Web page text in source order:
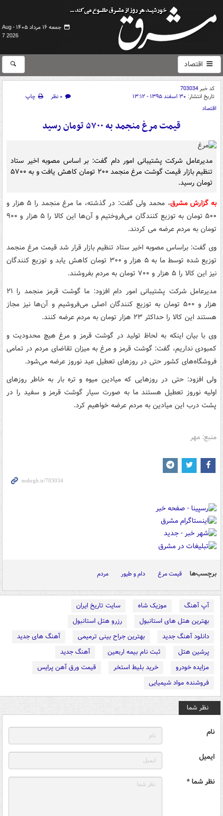
جمعه ۱۶ مرداد ۱۴۰۵ -
Aug
7 2026
اقتصاد
کد خبر703034
تاریخ انتشار: ۳۰ اسفند ۱۳۹۵ - ۱۳:۱۲ ۰ نظر
چاپ
اقتصاد
قیمت مرغ منجمد به ۵۷۰۰ تومان رسید
مدیرعامل شرکت پشتیبانی امور دام گفت: بر اساس مصوبه اخیر ستاد
تنظیم بازار قیمت گوشت مرغ منجمد ۲۰۰ تومان کاهش یافت و به ۵۷۰۰
تومان رسید.
به گزارش مشرق
، محمد ولی گفت: در گذشته، ما مرغ منجمد را ۵ هزار و
۵۰۰ تومان به توزیع کنندگان می‌فروختیم و آن‌ها این کالا را ۵ هزار و ۹۰۰
تومان به مردم عرضه می کردند.
وی گفت: براساس مصوبه اخیر ستاد تنظیم بازار قرار شد قیمت مرغ منجمد
توزیع شده توسط ما به ۵ هزار و ۳۰۰ تومان کاهش یابد و توزیع کنندگان
نیز این کالا را ۵ هزار و ۷۰۰ تومان به مردم بفروشند.
مدیرعامل شرکت پشتیبانی امور دام افزود: ما گوشت قرمز منجمد را ۲۱
هزار و ۵۰۰ تومان به توزیع کنندگان اصلی می‌فروشیم و آن‌ها نیز مجاز
هستند این کالا را حداکثر ۲۳ هزار تومان به مردم عرضه کنند.
وی با بیان اینکه به لحاظ تولید در گوشت قرمز و مرغ هیچ محدودیت و
کمبودی نداریم، گفت: گوشت قرمز و مرغ به میزان تقاضای مردم در تمامی
فروشگاه‌های کشور حتی در روزهای تعطیل عید نوروز عرضه می‌شود.
ولی افزود: حتی در روزهایی که میادین میوه و تره بار به خاطر روزهای
اولیه نوروز تعطیل هستند ما به صورت سیار گوشت قرمز و سفید را در
پشت درب این میادین به مردم عرضه خواهیم کرد.
منبع: مهر
برچسب‌ها قیمت مرغ دام و طیور مردم
آپ آهنگ موزیک شاه
سایت تاریخ ایران
بهترین هتل های استانبول
رزرو هتل استانبول
دانلود آهنگ جدید
بهترین جراح بینی ترمیمی
آهنگ های جدید
پرشین هتل
ثبت نام بیمه اربعین
آهنگ جدید
مزایده خودرو
خرید بلیط استخر
قیمت ورق آهن پرایس
فروشنده مواد شیمیایی
نظر شما
نام
ایمیل
نظر شما *